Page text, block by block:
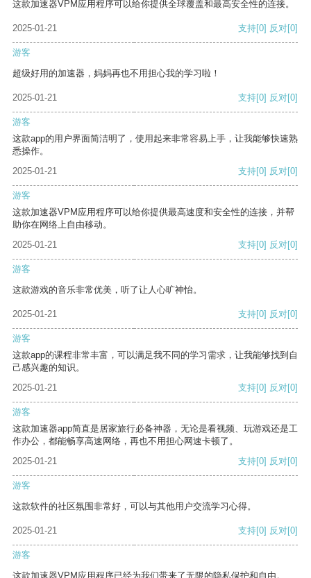
这款加速器VPM应用程序可以给你提供全球覆盖和最高安全性的连接。
2025-01-21 支持[0] 反对[0]
游客
超级好用的加速器，妈妈再也不用担心我的学习啦！
2025-01-21 支持[0] 反对[0]
游客
这款app的用户界面简洁明了，使用起来非常容易上手，让我能够快速熟
悉操作。
2025-01-21
支持[0] 反对[0]
游客
这款加速器VPM应用程序可以给你提供最高速度和安全性的连接，并帮
助你在网络上自由移动。
2025-01-21
支持[0] 反对[0]
游客
这款游戏的音乐非常优美，听了让人心旷神怡。
2025-01-21 支持[0] 反对[0]
游客
这款app的课程非常丰富，可以满足我不同的学习需求，让我能够找到自
己感兴趣的知识。
2025-01-21
支持[0] 反对[0]
游客
这款加速器app简直是居家旅行必备神器，无论是看视频、玩游戏还是工
作办公，都能畅享高速网络，再也不用担心网速卡顿了。
2025-01-21
支持[0] 反对[0]
游客
这款软件的社区氛围非常好，可以与其他用户交流学习心得。
2025-01-21 支持[0] 反对[0]
游客
这款加速器VPM应用程序已经为我们带来了无限的隐私保护和自由。